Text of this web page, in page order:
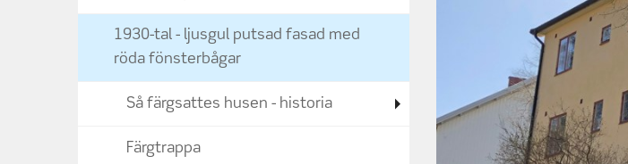
1930-tal - ljusgul putsad fasad med
röda fönsterbågar
Så färgsattes husen - historia
Färgtrappa